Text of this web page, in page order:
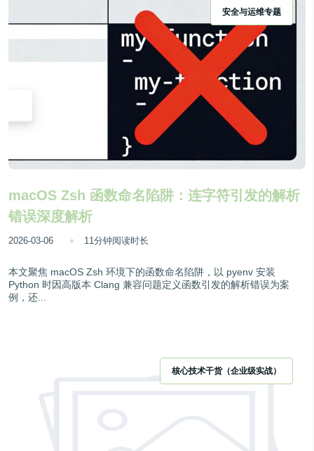
安全与运维专题
macOS Zsh 函数命名陷阱：连字符引发的解析
错误深度解析
2026-03-06 11分钟阅读时长
本文聚焦 macOS Zsh 环境下的函数命名陷阱，以 pyenv 安装
Python 时因高版本 Clang 兼容问题定义函数引发的解析错误为案
例，还...
核心技术干货（企业级实战）